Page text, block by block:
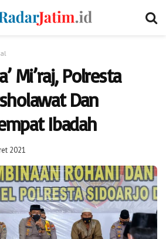
Mi’raj, Polresta
Dan
Ibadah
2021